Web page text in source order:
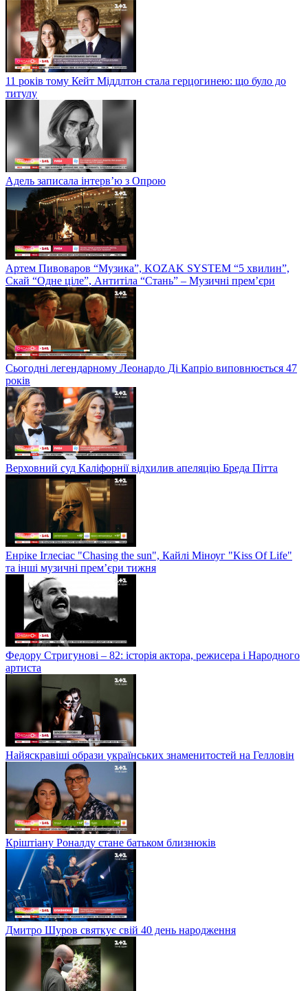
11 років тому Кейт Міддлтон стала герцогинею: що було до
титулу
Адель записала інтерв’ю з Опрою
Артем Пивоваров “Музика”, KOZAK SYSTEM “5 хвилин”,
Скай “Одне ціле”, Антитіла “Стань” – Музичні прем’єри
Сьогодні легендарному Леонардо Ді Капріо виповнюється 47
років
Верховний суд Каліфорнії відхилив апеляцію Бреда Пітта
Енріке Іглесіас "Chasing the sun", Кайлі Міноуг "Kiss Of Life"
та інші музичні прем’єри тижня
Федору Стригунові – 82: історія актора, режисера і Народного
артиста
Найяскравіші образи українських знаменитостей на Гелловін
Кріштіану Роналду стане батьком близнюків
Дмитро Шуров святкує свій 40 день народження